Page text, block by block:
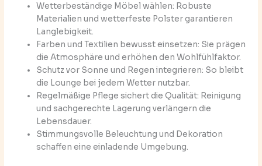
Wetterbeständige Möbel wählen: Robuste
Materialien und wetterfeste Polster garantieren
Langlebigkeit.
Farben und Textilien bewusst einsetzen: Sie prägen
die Atmosphäre und erhöhen den Wohlfühlfaktor.
Schutz vor Sonne und Regen integrieren: So bleibt
die Lounge bei jedem Wetter nutzbar.
Regelmäßige Pflege sichert die Qualität: Reinigung
und sachgerechte Lagerung verlängern die
Lebensdauer.
Stimmungsvolle Beleuchtung und Dekoration
schaffen eine einladende Umgebung.